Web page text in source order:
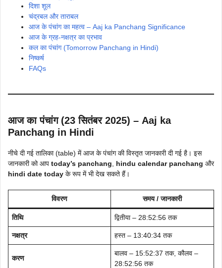
दिशा शूल
चंद्रबल और ताराबल
आज के पंचांग का महत्व – Aaj ka Panchang Significance
आज के ग्रह-नक्षत्र का प्रभाव
कल का पंचांग (Tomorrow Panchang in Hindi)
निष्कर्ष
FAQs
आज का पंचांग (23 सितंबर 2025) – Aaj ka
Panchang in Hindi
नीचे दी गई तालिका (table) में आज के पंचांग की विस्तृत जानकारी दी गई है। इस
जानकारी को आप today’s panchang hindu calendar panchang और
hindi date today के रूप में भी देख सकते हैं।
विवरण समय / जानकारी
तिथि द्वितीया – 28:52:56 तक
नक्षत्र हस्त – 13:40:34 तक
करण
बालव – 15:52:37 तक, कौलव –
28:52:56 तक